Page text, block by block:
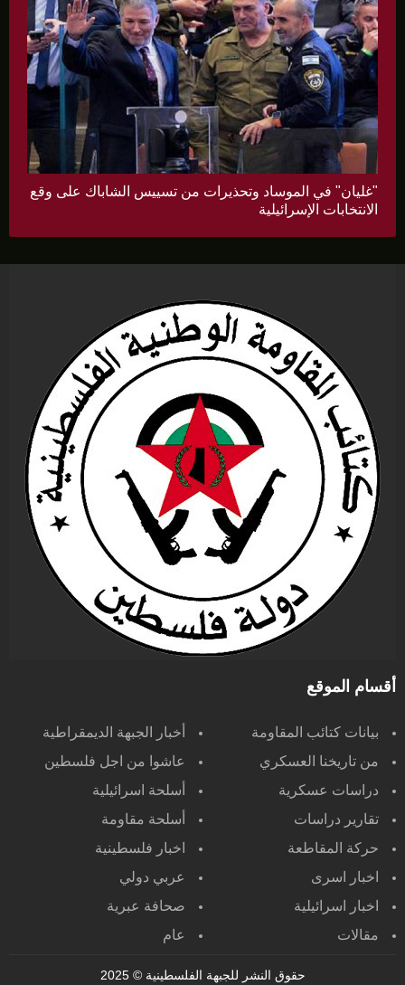
"غليان" في الموساد وتحذيرات من تسييس الشاباك على وقع
الانتخابات الإسرائيلية
أقسام الموقع
بيانات كتائب المقاومة
أخبار الجبهة الديمقراطية
من تاريخنا العسكري
عاشوا من اجل فلسطين
دراسات عسكرية
أسلحة اسرائيلية
تقارير دراسات
أسلحة مقاومة
حركة المقاطعة
اخبار فلسطينية
اخبار اسرى
عربي دولي
اخبار اسرائيلية
صحافة عبرية
مقالات
عام
حقوق النشر للجبهة الفلسطينية© 2025